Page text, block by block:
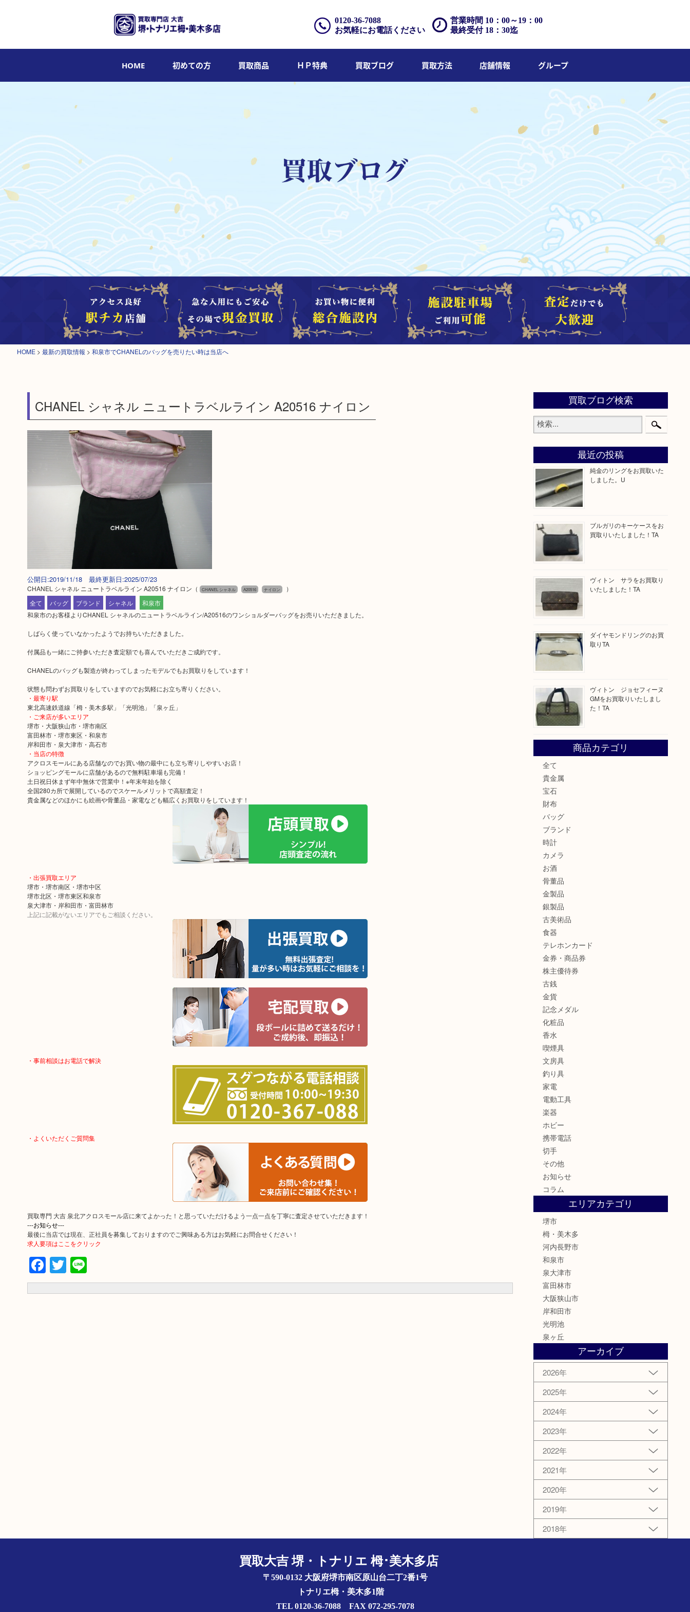
営業時間 10：00～19：00
最終受付 18：30迄
0120-36-7088
お気軽にお電話ください
HOME 初めての方 買取商品 ＨＰ特典 買取ブログ 買取方法 店舗情報 グループ
HOME > 最新の買取情報 > 和泉市でCHANELのバッグを売りたい時は当店へ
CHANEL シャネル ニュートラベルライン A20516 ナイロン
公開日:2019/11/18 最終更新日:2025/07/23
CHANEL シャネル ニュートラベルライン A20516 ナイロン （ CHANEL シャネル A20516 ナイロン
）
全て
バッグ ブランド シャネル
和泉市
和泉市のお客様よりCHANEL シャネルのニュートラベルライン/A20516のワンショルダーバッグをお売りいただきました。
しばらく使っていなかったようでお持ちいただきました。
付属品も一緒にご持参いただき査定額でも喜んでいただきご成約です。
CHANELのバッグも製造が終わってしまったモデルでもお買取りをしています！
状態も問わずお買取りをしていますのでお気軽にお立ち寄りください。
・最寄り駅
東北高速鉄道線「栂・美木多駅」「光明池」「泉ヶ丘」
・ご来店が多いエリア
堺市・大阪狭山市・堺市南区
富田林市・堺市東区・和泉市
岸和田市・泉大津市・高石市
・当店の特徴
アクロスモールにある店舗なのでお買い物の最中にも立ち寄りしやすいお店！
ショッピングモールに店舗があるので無料駐車場も完備！
土日祝日休まず年中無休で営業中！※年末年始を除く
全国280カ所で展開しているのでスケールメリットで高額査定！
貴金属などのほかにも絵画や骨董品・家電なども幅広くお買取りをしています！
・出張買取エリア
堺市・堺市南区・堺市中区
堺市北区・堺市東区和泉市
泉大津市・岸和田市・富田林市
上記に記載がないエリアでもご相談ください。
・事前相談はお電話で解決
・よくいただくご質問集
買取専門 大吉 泉北アクロスモール店に来てよかった！と思っていただけるよう一点一点を丁寧に査定させていただきます！
---お知らせ---
最後に当店では現在、正社員を募集しておりますのでご興味ある方はお気軽にお問合せください！
求人要項はここをクリック
Facebook
Twitter
Line
買取ブログ検索
最近の投稿
純金のリングをお買取いた
しました。U
ブルガリのキーケースをお
買取りいたしました！TA
ヴィトン サラをお買取り
いたしました！TA
ダイヤモンドリングのお買
取りTA
ヴィトン ジョセフィーヌ
GMをお買取りいたしまし
た！TA
商品カテゴリ
全て
貴金属
宝石
財布
バッグ
ブランド
時計
カメラ
お酒
骨董品
金製品
銀製品
古美術品
食器
テレホンカード
金券・商品券
株主優待券
古銭
金貨
記念メダル
化粧品
香水
喫煙具
文房具
釣り具
家電
電動工具
楽器
ホビー
携帯電話
切手
その他
お知らせ
コラム
エリアカテゴリ
堺市
栂・美木多
河内長野市
和泉市
泉大津市
富田林市
大阪狭山市
岸和田市
光明池
泉ヶ丘
アーカイブ
2026年
2025年
2024年
2023年
2022年
2021年
2020年
2019年
2018年
買取大吉 堺・トナリエ 栂･美木多店
〒590-0132 大阪府堺市南区原山台二丁2番1号
トナリエ栂・美木多1階
TEL 0120-36-7088 FAX 072-295-7078